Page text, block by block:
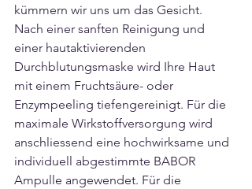
kümmern wir uns um das Gesicht.
Nach einer sanften Reinigung und
einer hautaktivierenden
Durchblutungsmaske wird Ihre Haut
mit einem Fruchtsäure- oder
Enzympeeling tiefengereinigt. Für die
maximale Wirkstoffversorgung wird
anschliessend eine hochwirksame und
individuell abgestimmte BABOR
Ampulle angewendet. Für die